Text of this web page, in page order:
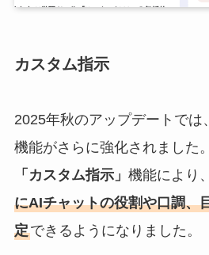
カスタム指示
2025年秋のアップデートでは
機能がさらに強化されました
「カスタム指示」 機能により、
にAIチャットの役割や口調、
定できるようになりました。